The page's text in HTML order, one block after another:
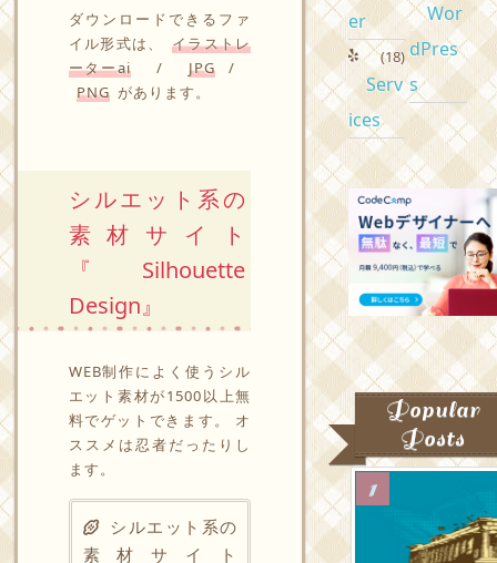
ダウンロードできるファ
イル形式は、
イラストレ
ーターai
/ JPG
/
PNG があります。
シルエット系の
素材サイト
『Silhouette
Design』
WEB制作によく使うシル
エット素材が1500以上無
料でゲットできます。 オ
ススメは忍者だったりし
ます。
シルエット系の
素材サイト
er
Serv
ices
(18)
Wor
dPres
s
Popular
Posts